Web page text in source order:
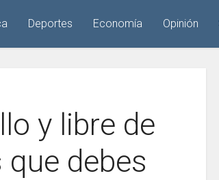
Deportes Economía Opinión
y libre de
debes